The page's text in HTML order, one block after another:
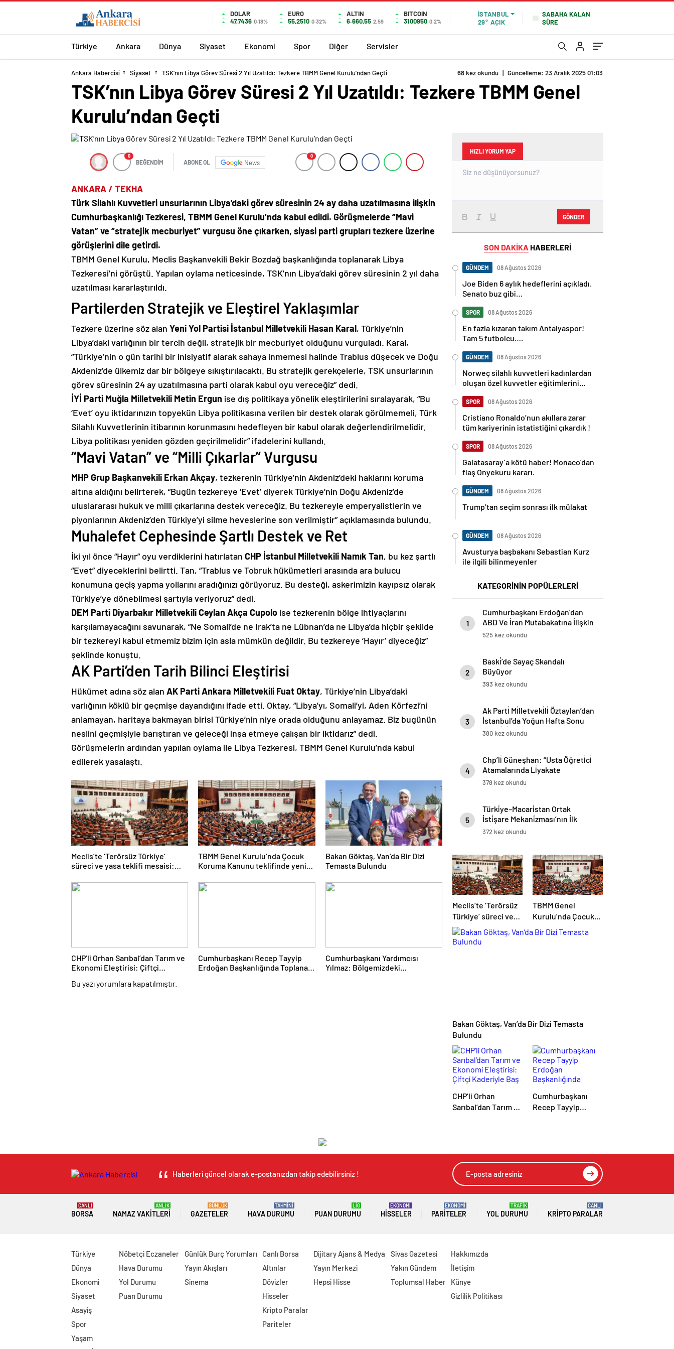
DOLAR
47,7436 0.18%
EURO
55,2510 0.32%
ALTIN
6.660,55 2,59
BITCOIN
3100950 0.2%
İSTANBUL
29° AÇIK
SABAHA KALAN
SÜRE
Türkiye Ankara Dünya Siyaset Ekonomi Spor Diğer Servisler
Ankara Habercisi Siyaset TSK’nın Libya Görev Süresi 2 Yıl Uzatıldı: Tezkere TBMM Genel Kurulu’ndan Geçti 68 kez okundu | Güncelleme: 23 Aralık 2025 01:03
TSK’nın Libya Görev Süresi 2 Yıl Uzatıldı: Tezkere TBMM Genel
Kurulu’ndan Geçti
0
BEĞENDİM ABONE OL News
0
ANKARA / TEKHA
Türk Silahlı Kuvvetleri unsurlarının Libya’daki görev süresinin 24 ay daha uzatılmasına ilişkin
Cumhurbaşkanlığı Tezkeresi, TBMM Genel Kurulu’nda kabul edildi. Görüşmelerde “Mavi
Vatan” ve “stratejik mecburiyet” vurgusu öne çıkarken, siyasi parti grupları tezkere üzerine
görüşlerini dile getirdi.
TBMM Genel Kurulu, Meclis Başkanvekili Bekir Bozdağ başkanlığında toplanarak Libya
Tezkeresi’ni görüştü. Yapılan oylama neticesinde, TSK’nın Libya’daki görev süresinin 2 yıl daha
uzatılması kararlaştırıldı.
Partilerden Stratejik ve Eleştirel Yaklaşımlar
Tezkere üzerine söz alan Yeni Yol Partisi İstanbul Milletvekili Hasan Karal, Türkiye’nin
Libya’daki varlığının bir tercih değil, stratejik bir mecburiyet olduğunu vurguladı. Karal,
“Türkiye’nin o gün tarihi bir inisiyatif alarak sahaya inmemesi halinde Trablus düşecek ve Doğu
Akdeniz’de ülkemiz dar bir bölgeye sıkıştırılacaktı. Bu stratejik gerekçelerle, TSK unsurlarının
görev süresinin 24 ay uzatılmasına parti olarak kabul oyu vereceğiz” dedi.
İYİ Parti Muğla Milletvekili Metin Ergun ise dış politikaya yönelik eleştirilerini sıralayarak, “Bu
‘Evet’ oyu iktidarınızın topyekün Libya politikasına verilen bir destek olarak görülmemeli, Türk
Silahlı Kuvvetlerinin itibarının korunmasını hedefleyen bir kabul olarak değerlendirilmelidir.
Libya politikası yeniden gözden geçirilmelidir” ifadelerini kullandı.
“Mavi Vatan” ve “Milli Çıkarlar” Vurgusu
MHP Grup Başkanvekili Erkan Akçay, tezkerenin Türkiye’nin Akdeniz’deki haklarını koruma
altına aldığını belirterek, “Bugün tezkereye ‘Evet’ diyerek Türkiye’nin Doğu Akdeniz’de
uluslararası hukuk ve milli çıkarlarına destek vereceğiz. Bu tezkereyle emperyalistlerin ve
piyonlarının Akdeniz’den Türkiye’yi silme heveslerine son verilmiştir” açıklamasında bulundu.
Muhalefet Cephesinde Şartlı Destek ve Ret
İki yıl önce “Hayır” oyu verdiklerini hatırlatan CHP İstanbul Milletvekili Namık Tan, bu kez şartlı
“Evet” diyeceklerini belirtti. Tan, “Trablus ve Tobruk hükümetleri arasında ara bulucu
konumuna geçiş yapma yollarını aradığınızı görüyoruz. Bu desteği, askerimizin kayıpsız olarak
Türkiye’ye dönebilmesi şartıyla veriyoruz” dedi.
DEM Parti Diyarbakır Milletvekili Ceylan Akça Cupolo ise tezkerenin bölge ihtiyaçlarını
karşılamayacağını savunarak, “Ne Somali’de ne Irak’ta ne Lübnan’da ne Libya’da hiçbir şekilde
bir tezkereyi kabul etmemiz bizim için asla mümkün değildir. Bu tezkereye ‘Hayır’ diyeceğiz”
şeklinde konuştu.
AK Parti’den Tarih Bilinci Eleştirisi
Hükümet adına söz alan AK Parti Ankara Milletvekili Fuat Oktay, Türkiye’nin Libya’daki
varlığının köklü bir geçmişe dayandığını ifade etti. Oktay, “Libya’yı, Somali’yi, Aden Körfezi’ni
anlamayan, haritaya bakmayan birisi Türkiye’nin niye orada olduğunu anlayamaz. Biz bugünün
neslini geçmişiyle barıştıran ve geleceği inşa etmeye çalışan bir iktidarız” dedi.
Görüşmelerin ardından yapılan oylama ile Libya Tezkeresi, TBMM Genel Kurulu’nda kabul
edilerek yasalaştı.
Meclis’te ‘Terörsüz Türkiye’
süreci ve yasa teklifi mesaisi:
TBMM Genel Kurulu’nda Çocuk
Koruma Kanunu teklifinde yeni
Bakan Göktaş, Van’da Bir Dizi
Temasta Bulundu
CHP’li Orhan Sarıbal’dan Tarım ve
Ekonomi Eleştirisi: Çiftçi
Cumhurbaşkanı Recep Tayyip
Erdoğan Başkanlığında Toplanan
Cumhurbaşkanı Yardımcısı
Yılmaz: Bölgemizdeki
Bu yazı yorumlara kapatılmıştır.
HIZLI YORUM YAP
GÖNDER
SON DAKİKA HABERLERİ
GÜNDEM 08 Ağustos 2026
Joe Biden 6 aylık hedeflerini açıkladı.
Senato buz gibi…
SPOR 08 Ağustos 2026
En fazla kızaran takım Antalyaspor!
Tam 5 futbolcu….
GÜNDEM 08 Ağustos 2026
Norweç silahlı kuvvetleri kadınlardan
oluşan özel kuvvetler eğitimlerini
SPOR 08 Ağustos 2026
Cristiano Ronaldo’nun akıllara zarar
tüm kariyerinin istatistiğini çıkardık !
SPOR 08 Ağustos 2026
Galatasaray’a kötü haber! Monaco’dan
flaş Onyekuru kararı.
GÜNDEM 08 Ağustos 2026
Trump’tan seçim sonrası ilk mülakat
GÜNDEM 08 Ağustos 2026
Avusturya başbakanı Sebastian Kurz
ile ilgili bilinmeyenler
KATEGORİNİN POPÜLERLERİ
1
Cumhurbaşkanı Erdoğan’dan
ABD Ve İran Mutabakatına İlişkin
Önemli Açıklamalar
525 kez okundu
2
Baski̇’de Sayaç Skandalı
Büyüyor
393 kez okundu
3
Ak Parti̇ Mi̇lletveki̇li̇ Öztaylan’dan
İstanbul’da Yoğun Hafta Sonu
Mesai̇si̇
380 kez okundu
4
Chp’li̇ Güneşhan: “Usta Öğreti̇ci̇
Atamalarında Li̇yakate
Uyulmuyor”
378 kez okundu
5
Türki̇ye–Macari̇stan Ortak
İsti̇şare Mekani̇zması’nın İlk
Toplantısı 8 Aralık’ta İstanbul’da
372 kez okundu
Meclis’te ‘Terörsüz
Türkiye’ süreci ve
yasa teklifi mesaisi:
Partilerden çarpıcı
TBMM Genel
Kurulu’nda Çocuk
Koruma Kanunu
teklifinde yeni
Bakan Göktaş, Van’da Bir Dizi Temasta
Bulundu
CHP’li Orhan
Sarıbal’dan Tarım ve
Cumhurbaşkanı
Recep Tayyip
“Terörsüz Türkiye”
Haberleri güncel olarak e-postanızdan takip edebilirsiniz !
BORSA
CANLI
NAMAZ VAKITLERI
ANLIK
GAZETELER
GÜNLÜK
HAVA DURUMU
TAHMİNİ
PUAN DURUMU
LİG
HISSELER
EKONOMİ
PARITELER
EKONOMİ
YOL DURUMU
TRAFİK
KRIPTO PARALAR
CANLI
Türkiye
Dünya
Ekonomi
Siyaset
Asayiş
Spor
Yaşam
Nöbetçi Eczaneler
Hava Durumu
Yol Durumu
Puan Durumu
Günlük Burç Yorumları
Yayın Akışları
Sinema
Canlı Borsa
Altınlar
Dövizler
Hisseler
Kripto Paralar
Pariteler
Dijitary Ajans & Medya
Yayın Merkezi
Hepsi Hisse
Sivas Gazetesi
Yakın Gündem
Toplumsal Haber
Hakkımızda
İletişim
Künye
Gizlilik Politikası